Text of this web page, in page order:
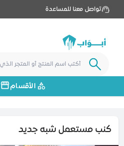
تواصل معنا للمساعدة
الأقسام
كنب مستعمل شبه جديد